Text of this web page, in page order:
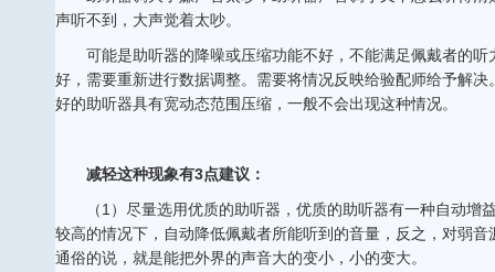
声听不到，大声觉着太吵。
可能是助听器的降噪或压缩功能不好，不能满足佩戴者的
好，需要重新进行数据调整。需要将情况反映给验配师给予解
好的助听器具有宽动态范围压缩，一般不会出现这种情况。
减轻这种现象有3点建议：
（1）尽量选用优质的助听器，优质的助听器有一种自动增
较高的情况下，自动降低佩戴者所能听到的音量，反之，对弱
通俗的说，就是能把外界的声音大的变小，小的变大。